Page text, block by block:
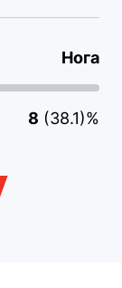
Нога
8 (38.1)%